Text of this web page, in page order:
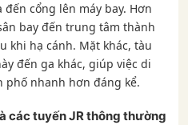
cổng lên máy bay. Hơn
bay đến trung tâm thành
khi hạ cánh. Mặt khác, tàu
đến ga khác, giúp việc di
nhanh hơn đáng kể.
các tuyến JR thông thường